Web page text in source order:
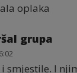
oplaka
grupa
i smjestile. I